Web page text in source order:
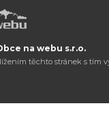
na webu s.r.o.
těchto stránek s tím